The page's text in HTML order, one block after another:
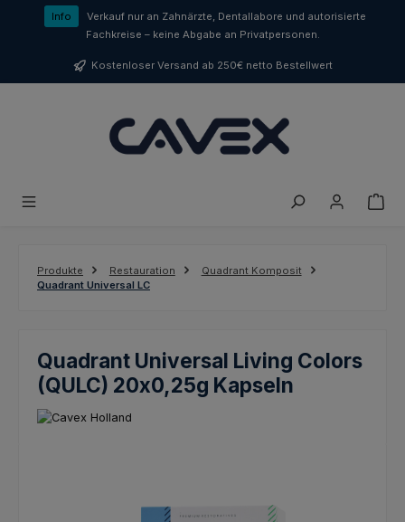
Zum Hauptinhalt springen
Info
Verkauf nur an Zahnärzte, Dentallabore und autorisierte
Fachkreise – keine Abgabe an Privatpersonen.
Kostenloser Versand ab 250€ netto Bestellwert
Produkte Restauration
Quadrant Komposit
Quadrant Universal LC
Quadrant Universal Living Colors
(QULC) 20x0,25g Kapseln